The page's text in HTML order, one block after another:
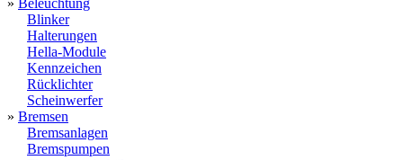
» Beleuchtung
Blinker
Halterungen
Hella-Module
Kennzeichen
Rücklichter
Scheinwerfer
» Bremsen
Bremsanlagen
Bremspumpen